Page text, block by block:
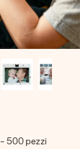
- 500 pezzi